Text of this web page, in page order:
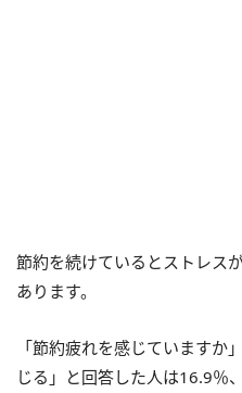
節約を続けているとストレス
あります。
「節約疲れを感じていますか
じる」と回答した人は16.9％